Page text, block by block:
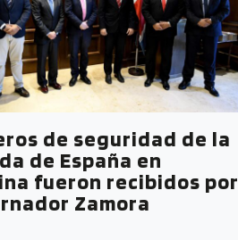
de seguridad de la
de España en
fueron recibidos por
Zamora